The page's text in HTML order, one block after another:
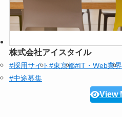
株式会社アイスタイル
#採用サイト#東京都#IT・Web業界
#中途募集
View